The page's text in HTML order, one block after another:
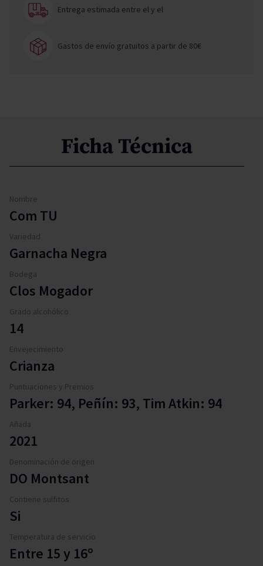
Entrega estimada entre ely el
Gastos de envío gratuitos a partir de 80€
Ficha Técnica
Nombre
Com TU
Variedad
Garnacha Negra
Bodega
Clos Mogador
Grado alcohólico
14
Envejecimiento
Crianza
Puntuaciones y Premios
Parker: 94, Peñín: 93, Tim Atkin: 94
Añada
2021
Denominación de origen
DO Montsant
Contiene sulfitos
Si
Temperatura de servicio
Entre 15 y 16º